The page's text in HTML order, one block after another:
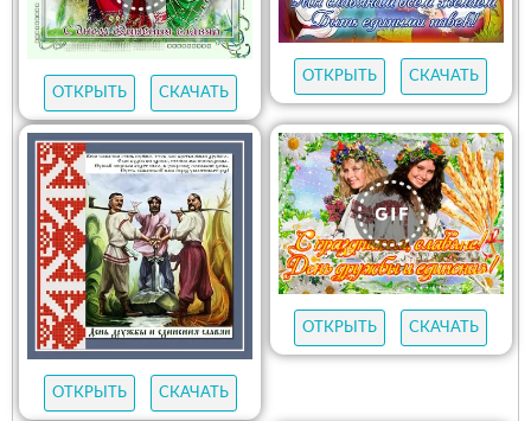
ОТКРЫТЬ СКАЧАТЬ
ОТКРЫТЬ СКАЧАТЬ
ОТКРЫТЬ СКАЧАТЬ
ОТКРЫТЬ СКАЧАТЬ